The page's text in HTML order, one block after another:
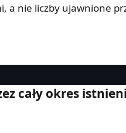
a nie liczby ujawnione
cały okres